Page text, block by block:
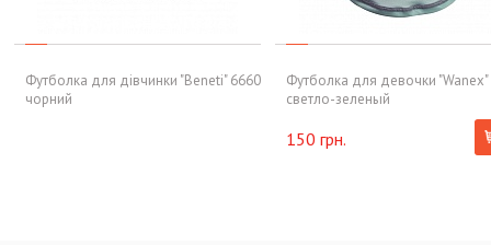
Футболка для дівчинки "Beneti" 6660
чорний
Футболка для девочки "Wanex"
светло-зеленый
150 грн.